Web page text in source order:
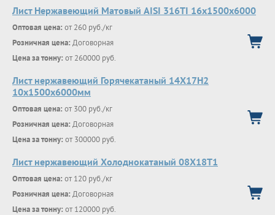
Лист Нержавеющий Матовый AISI 316TI 16х1500х6000
Оптовая цена: от 260 руб./кг
Розничная цена: Договорная
Цена за тонну: от 260000 руб.
Лист нержавеющий Горячекатаный 14Х17Н2
10x1500x6000мм
Оптовая цена: от 300 руб./кг
Розничная цена: Договорная
Цена за тонну: от 300000 руб.
Лист нержавеющий Холоднокатаный 08Х18Т1
Оптовая цена: от 120 руб./кг
Розничная цена: Договорная
Цена за тонну: от 120000 руб.